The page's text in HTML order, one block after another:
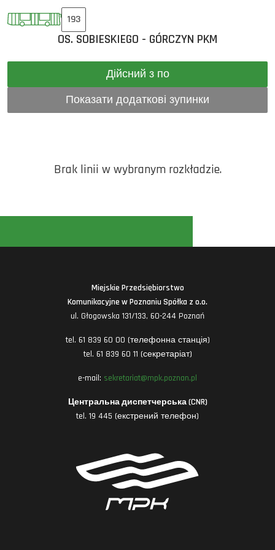
193
OS. SOBIESKIEGO - GÓRCZYN PKM
Дійсний з по
Показати додаткові зупинки
Brak linii w wybranym rozkładzie.
Miejskie Przedsiębiorstwo
Komunikacyjne w Poznaniu Spółka z o.o.
ul. Głogowska 131/133, 60-244 Poznań
tel. 61 839 60 00 (телефонна станція)
tel. 61 839 60 11 (секретаріат)
e-mail: sekretariat@mpk.poznan.pl
Центральна диспетчерська (CNR)
tel. 19 445 (екстрений телефон)